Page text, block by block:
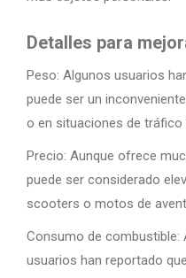
Detalles para
Peso: Algunos usuarios
puede ser un
o en situaciones de tráfico
Precio: Aunque ofrece
puede ser considerado
scooters o motos de
Consumo de combustible:
usuarios han reportado